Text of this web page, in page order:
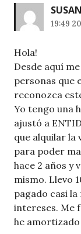
19:49
Hola!
Desde aquí
personas que
reconozca
Yo tengo una
ajustó a
que alquilar la
para poder
hace 2 años y
mismo. Llevo
pagado casi
intereses. Me
he amortizado